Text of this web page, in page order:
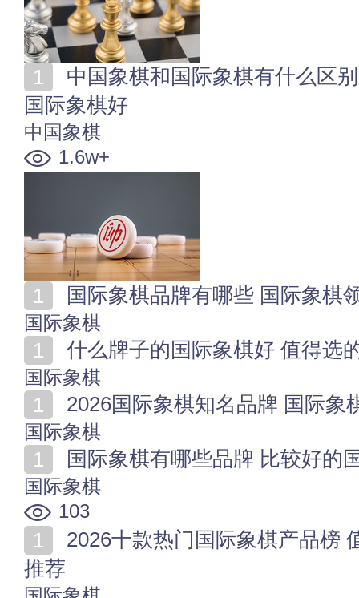
国际象棋好
中国象棋
1.6w+
国际象棋品牌有哪些 国际象棋
国际象棋
什么牌子的国际象棋好 值得选
国际象棋
2026国际象棋知名品牌 国际象
国际象棋
国际象棋有哪些品牌 比较好的
国际象棋
103
推荐